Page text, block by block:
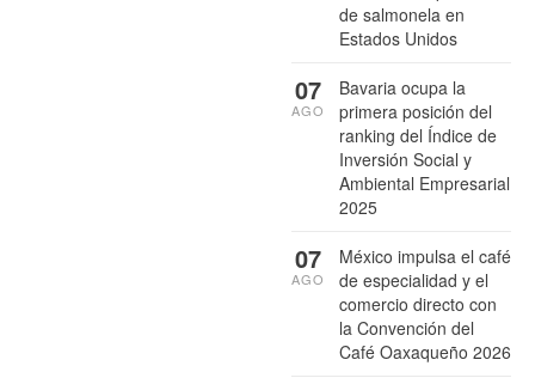
de salmonela en
Estados Unidos
Bavaria ocupa la
primera posición del
ranking del Índice de
Inversión Social y
Ambiental Empresarial
2025
07
AGO
México impulsa el café
de especialidad y el
comercio directo con
la Convención del
Café Oaxaqueño 2026
07
AGO